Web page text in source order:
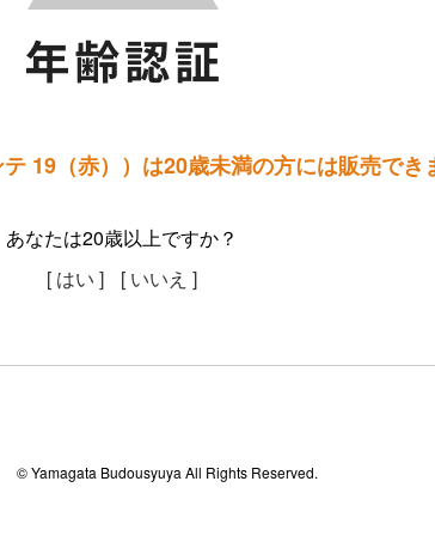
19（赤））は20歳未満の方には販売でき
あなたは20歳以上ですか？
[ はい ]
[ いいえ ]
© Yamagata Budousyuya All Rights Reserved.